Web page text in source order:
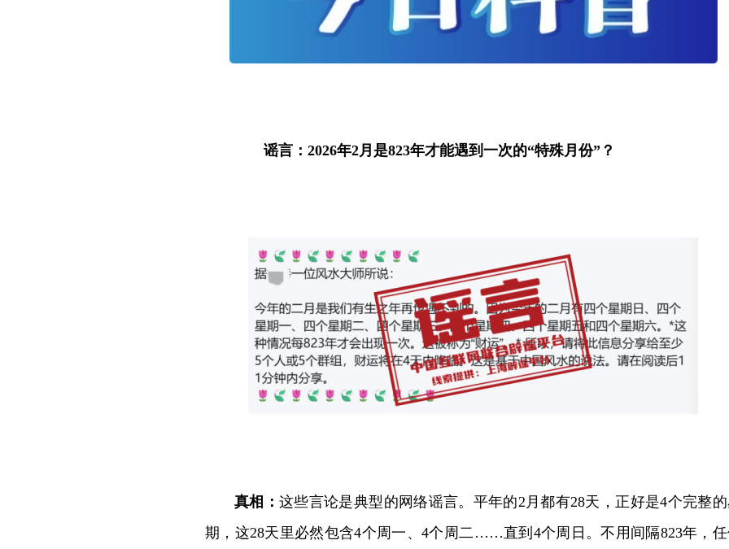
谣言：2026年2月是823年才能遇到一次的“特殊月份”？
真相：这些言论是典型的网络谣言。平年的2月都有28天，正好是4个完整的
期，这28天里必然包含4个周一、4个周二……直到4个周日。不用间隔823年，